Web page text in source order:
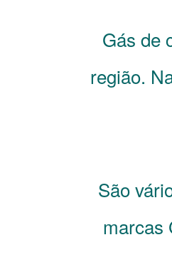
Gás de
região.
São
marcas